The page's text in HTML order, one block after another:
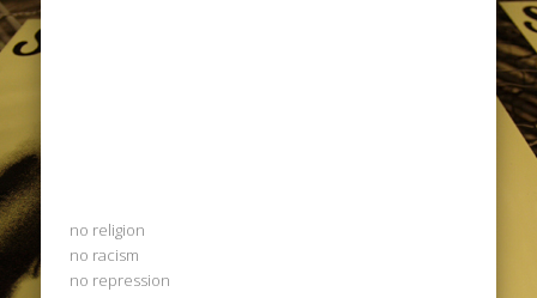
no religion
no racism
no repression